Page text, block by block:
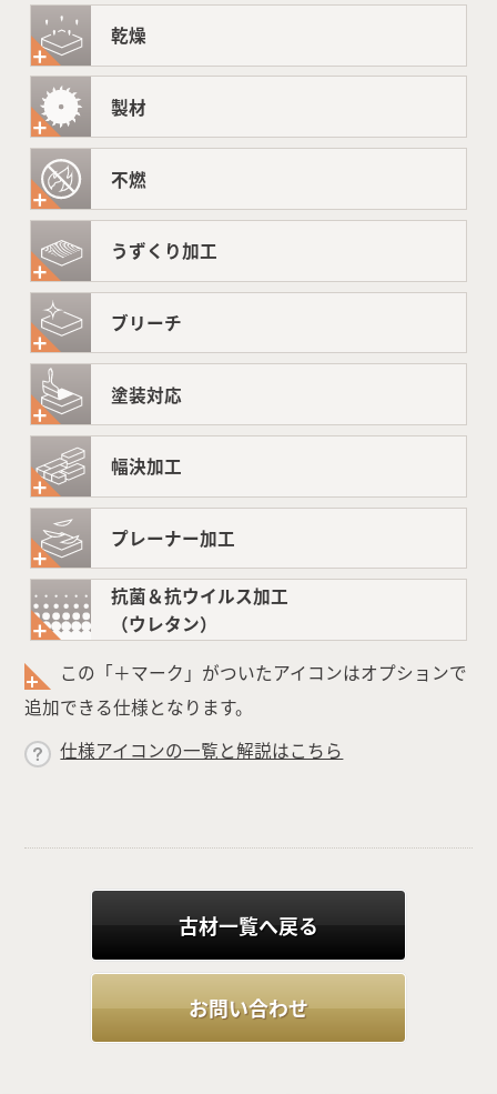
乾燥
製材
不燃
うずくり加工
ブリーチ
塗装対応
幅決加工
プレーナー加工
抗菌＆抗ウイルス加工
（ウレタン）
この「＋マーク」がついたアイコンはオプションで
追加できる仕様となります。
仕様アイコンの一覧と解説はこちら
古材一覧へ戻る
お問い合わせ